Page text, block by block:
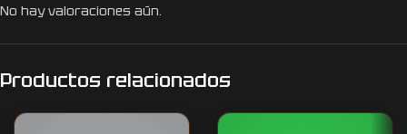
No hay valoraciones aún.
Productos relacionados